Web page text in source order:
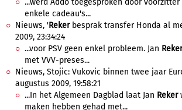
...werd Addo toegesproken door voorzitter
enkele cadeau's...
Nieuws, 'Rekerbesprak transfer Honda al
2009, 23:34:24
...voor PSV geen enkel probleem. Jan Reker
met VVV-preses...
Nieuws, Stojic: Vukovic binnen twee jaar
augustus 2009, 19:58:21
...In het Algemeen Dagblad laat Jan Reker
maken hebben gehad met...